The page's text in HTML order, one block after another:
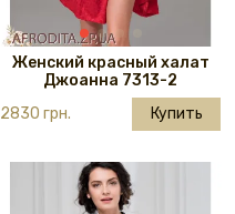
Женский красный халат
Джоанна 7313-2
2830 грн.
Купить